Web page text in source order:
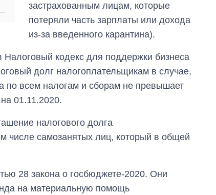
застрахованным лицам, которые
потеряли часть зарплаты или дохода
из-за введенного карантина).
Налоговый кодекс для поддержки бизнеса
долг налогоплательщикам в случае,
по всем налогам и сборам не превышает
01.11.2020.
налогового долга
числе самозанятых лиц, который в общей
28 закона о госбюджете-2020. Они
на материальную помощь